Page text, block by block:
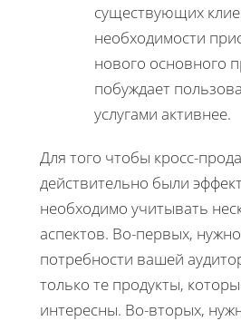
существующих
необходимости
нового основного
побуждает
услугами активнее.
Для того чтобы кросс-
действительно были
необходимо учитывать
аспектов. Во-первых,
потребности вашей
только те продукты,
интересны. Во-вторых,